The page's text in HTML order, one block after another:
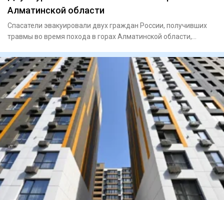
Алматинской области
Спасатели эвакуировали двух граждан России, получивших
травмы во время похода в горах Алматинской области,